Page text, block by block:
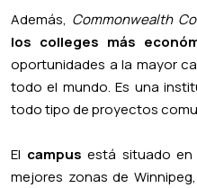
Además, Commonwealth
los colleges más
oportunidades a la mayor
todo el mundo. Es una
todo tipo de proyectos
El campus está situado en
mejores zonas de Winnipeg,